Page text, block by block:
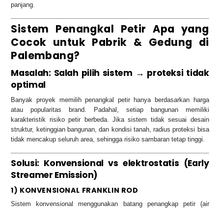
panjang.
Sistem Penangkal Petir Apa yang
Cocok untuk Pabrik & Gedung di
Palembang?
Masalah: Salah pilih sistem → proteksi tidak
optimal
Banyak proyek memilih penangkal petir hanya berdasarkan harga
atau popularitas brand. Padahal, setiap bangunan memiliki
karakteristik risiko petir berbeda. Jika sistem tidak sesuai desain
struktur, ketinggian bangunan, dan kondisi tanah, radius proteksi bisa
tidak mencakup seluruh area, sehingga risiko sambaran tetap tinggi.
Solusi: Konvensional vs elektrostatis (Early
Streamer Emission)
1) KONVENSIONAL FRANKLIN ROD
Sistem konvensional menggunakan batang penangkap petir (air